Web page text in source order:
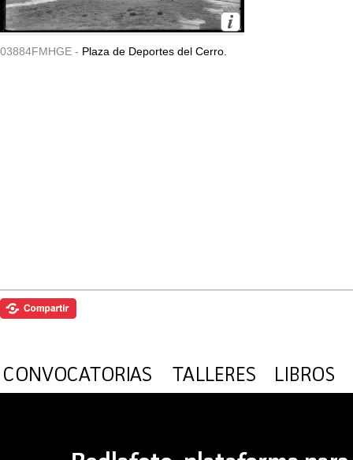
03884FMHGE - Plaza de Deportes del Cerro.